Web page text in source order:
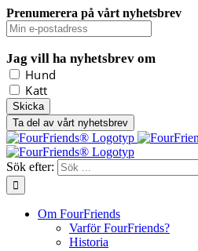
Prenumerera på vårt nyhetsbrev
Jag vill ha nyhetsbrev om
Hund
Katt
Ta del av vårt nyhetsbrev
Sök efter:
Om FourFriends
Varför FourFriends?
Historia